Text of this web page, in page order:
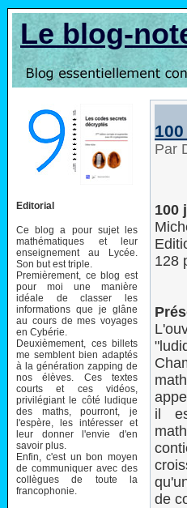
Le blog-
Editorial
Ce blog a pour sujet les
mathématiques et leur
enseignement au Lycée.
Son but est triple.
Premièrement, ce blog est
pour moi une manière
idéale de classer les
informations que je glâne
au cours de mes voyages
en Cybérie.
Deuxièmement, ces billets
me semblent bien adaptés
à la génération zapping de
nos élèves. Ces textes
courts et ces vidéos,
privilégiant le côté ludique
des maths, pourront, je
l'espère, les intéresser et
leur donner l'envie d'en
savoir plus.
Enfin, c'est un bon moyen
de communiquer avec des
collègues de toute la
francophonie.
Par
100
128
il
de